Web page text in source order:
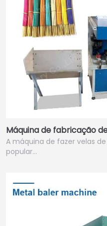
Máquina de fabricação
A máquina de fazer velas
popular…